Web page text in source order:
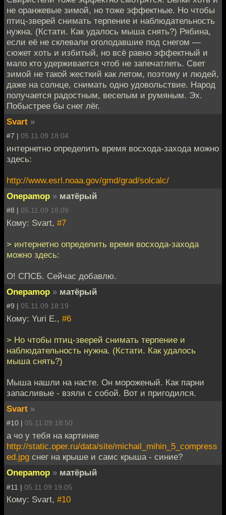
не оранжевые зимой, но тоже эффектные. Но чтобы
птиц-зверей снимать терпение и наблюдательность
нужна. (Кстати. Как удалось мыша снять?) Рябина,
если её не склевали оголодавшие под снегом —
сюжет хоть и избитый, но всё равно эффектный и
мало кто удерживается чтоб не запечатлеть. Свет
зимой не такой жесткий как летом, поэтому и людей,
даже на солнце, снимать одно удовольствие. Народ
получается радостным, веселым и румяным. Эх.
Побыстрее бы снег лёг.
Svart »
#7 | 05.11.09 18:04
интернетно определить время восхода-захода можно
здесь:
http://www.esrl.noaa.gov/gmd/grad/solcalc/
Onepamop » матёрый
#8 | 05.11.09 18:09
Кому: Svart, #7
> интернетно определить время восхода-захода
можно здесь:
О! СПСБ. Сейчас добавлю.
Onepamop » матёрый
#9 | 05.11.09 18:19
Кому: Yuri E., #6
> Но чтобы птиц-зверей снимать терпение и
наблюдательность нужна. (Кстати. Как удалось
мыша снять?)
Мыша нашли на насте. Он мороженый. Как парни
запасливые - взяли с собой. Вот и пригодился.
Svart »
#10 | 05.11.09 18:50
а чо у тебя на картинке
http://static.oper.ru/data/site/michail_mihin_5_compress
ed.jpg снег на крыше и самс крыша - синие?
Onepamop » матёрый
#11 | 05.11.09 19:05
Кому: Svart, #10